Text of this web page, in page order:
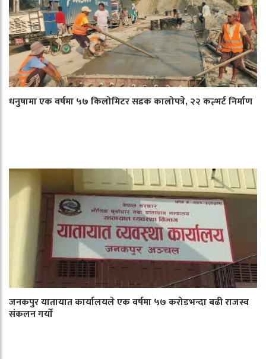
धनुषामा एक वर्षमा ५७ किलोमिटर सडक कालोपत्रे, २२ कल्भर्ट निर्माण
जनकपुर यातायात कार्यालयले एक वर्षमा ५७ करोडभन्दा बढी राजस्व
संकलन गर्याे